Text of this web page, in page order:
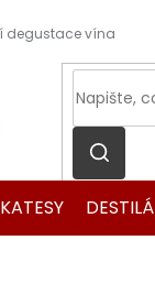
degustace vína